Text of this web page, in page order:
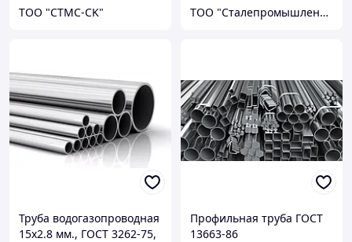
ТОО "CTMC-CK" ТОО "Сталепромышленная компания Алматы"
Труба водогазопроводная
15х2.8 мм., ГОСТ 3262-75,
Профильная труба ГОСТ
13663-86